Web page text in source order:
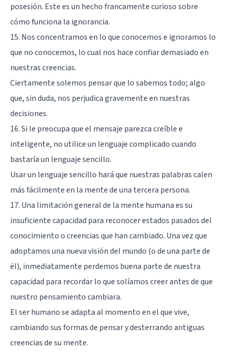
posesión. Este es un hecho francamente curioso sobre
cómo funciona la ignorancia.
15. Nos concentramos en lo que conocemos e ignoramos lo
que no conocemos, lo cual nos hace confiar demasiado en
nuestras creencias.
Ciertamente solemos pensar que lo sabemos todo; algo
que, sin duda, nos perjudica gravemente en nuestras
decisiones.
16. Si le preocupa que el mensaje parezca creíble e
inteligente, no utilice un lenguaje complicado cuando
bastaría un lenguaje sencillo.
Usar un lenguaje sencillo hará que nuestras palabras calen
más fácilmente en la mente de una tercera persona.
17. Una limitación general de la mente humana es su
insuficiente capacidad para reconocer estados pasados del
conocimiento o creencias que han cambiado. Una vez que
adoptamos una nueva visión del mundo (o de una parte de
él), inmediatamente perdemos buena parte de nuestra
capacidad para recordar lo que solíamos creer antes de que
nuestro pensamiento cambiara.
El ser humano se adapta al momento en el que vive,
cambiando sus formas de pensar y desterrando antiguas
creencias de su mente.